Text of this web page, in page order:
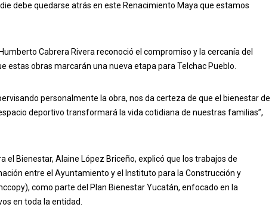
debe quedarse atrás en este Renacimiento Maya que estamos
Cabrera Rivera reconoció el compromiso y la cercanía del
estas obras marcarán una nueva etapa para Telchac Pueblo.
personalmente la obra, nos da certeza de que el bienestar de
deportivo transformará la vida cotidiana de nuestras familias”,
el Bienestar, Alaine López Briceño, explicó que los trabajos de
entre el Ayuntamiento y el Instituto para la Construcción y
como parte del Plan Bienestar Yucatán, enfocado en la
en toda la entidad.